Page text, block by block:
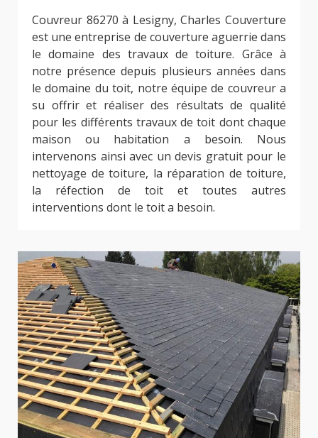
Couvreur 86270 à Lesigny, Charles Couverture
est une entreprise de couverture aguerrie dans
le domaine des travaux de toiture. Grâce à
notre présence depuis plusieurs années dans
le domaine du toit, notre équipe de couvreur a
su offrir et réaliser des résultats de qualité
pour les différents travaux de toit dont chaque
maison ou habitation a besoin. Nous
intervenons ainsi avec un devis gratuit pour le
nettoyage de toiture, la réparation de toiture,
la réfection de toit et toutes autres
interventions dont le toit a besoin.